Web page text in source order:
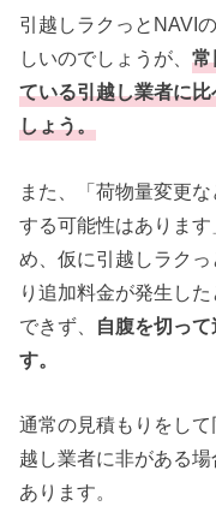
引越しラクっとNAVI
しいのでしょうが、常
ている引越し業者に
しょう。
また、「荷物量変更
する可能性はありま
め、仮に引越しラク
り追加料金が発生し
できず、 自腹を切っ
す。
通常の見積もりをし
越し業者に非がある
あります。